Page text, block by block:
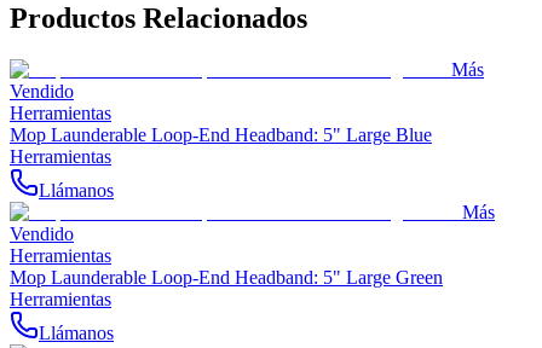
Productos Relacionados
Más
Vendido
Herramientas
Mop Launderable Loop-End Headband: 5" Large Blue
Herramientas
Llámanos
Más
Vendido
Herramientas
Mop Launderable Loop-End Headband: 5" Large Green
Herramientas
Llámanos